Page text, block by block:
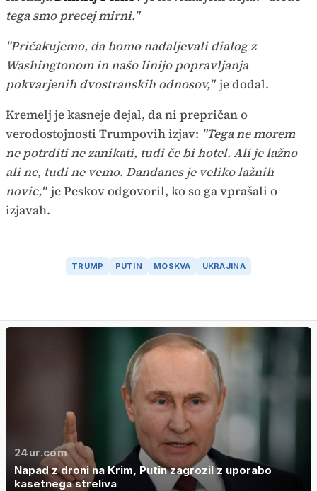
tega smo precej mirni."
"Pričakujemo, da bomo nadaljevali dialog z
Washingtonom in našo linijo popravljanja
pokvarjenih dvostranskih odnosov," je dodal.
Kremelj je kasneje dejal, da ni prepričan o
verodostojnosti Trumpovih izjav: "Tega ne morem
ne potrditi ne zanikati, tudi če bi hotel. Ali je lažno
ali ne, tudi ne vemo. Dandanes je veliko lažnih
novic," je Peskov odgovoril, ko so ga vprašali o
izjavah.
TRUMP PUTIN MOSKVA UKRAJINA
24ur.com
Napad z droni na Krim, Putin zagrozil z uporabo
kasetnega streliva